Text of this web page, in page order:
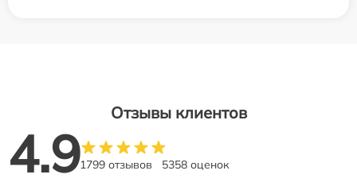
Отзывы клиентов
4.91799 отзывов 5358 оценок